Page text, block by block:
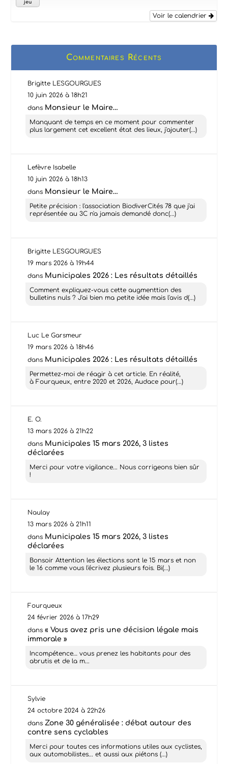
jeu
Voir le calendrier
Commentaires Récents
Brigitte LESGOURGUES
10 juin 2026 à 18h21
dans Monsieur le Maire…
Manquant de temps en ce moment pour commenter
plus largement cet excellent état des lieux, j'ajouter(...)
Lefèvre Isabelle
10 juin 2026 à 18h13
dans Monsieur le Maire…
Petite précision : l'association BiodiverCités 78 que j'ai
représentée au 3C n'a jamais demandé donc(...)
Brigitte LESGOURGUES
19 mars 2026 à 19h44
dans Municipales 2026 : Les résultats détaillés
Comment expliquez-vous cette augmenttion des
bulletins nuls ? J'ai bien ma petite idée mais l'avis d(...)
Luc Le Garsmeur
19 mars 2026 à 18h46
dans Municipales 2026 : Les résultats détaillés
Permettez-moi de réagir à cet article. En réalité,
à Fourqueux, entre 2020 et 2026, Audace pour(...)
E. O.
13 mars 2026 à 21h22
dans Municipales 15 mars 2026, 3 listes
déclarées
Merci pour votre vigilance... Nous corrigeons bien sûr
!
Naulay
13 mars 2026 à 21h11
dans Municipales 15 mars 2026, 3 listes
déclarées
Bonsoir Attention les élections sont le 15 mars et non
le 16 comme vous l'écrivez plusieurs fois. Bi(...)
Fourqueux
24 février 2026 à 17h29
dans« Vous avez pris une décision légale mais
immorale »
Incompétence… vous prenez les habitants pour des
abrutis et de la m...
Sylvie
24 octobre 2024 à 22h26
dansZone 30 généralisée : débat autour des
contre sens cyclables
Merci pour toutes ces informations utiles aux cyclistes,
aux automobilistes... et aussi aux piétons (...)